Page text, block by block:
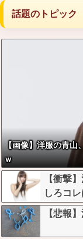
話題のトピック
【画像】洋服の青山
ｗ
【衝撃
しろコ
【悲報